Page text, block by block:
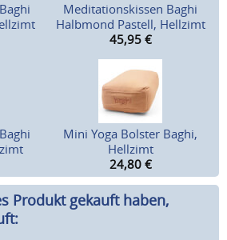
Meditationskissen Baghi
Halbmond Pastell, Hellzimt
45,95 €
Mini Yoga Bolster Baghi,
Hellzimt
24,80 €
Produkt gekauft haben,